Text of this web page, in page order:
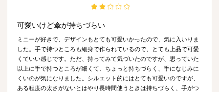
可愛いけど傘が持ちづらい
ミニーが好きで、デザインもとても可愛いかったので、気に入いりま
した。手で持つところも細身で作られているので、とても上品で可愛
くていい感じです。ただ、持ってみて気づいたのですが、思っていた
以上に手で持つところが細くて、ちょっと持ちづらく、手になじみに
くいのが気になりました。シルエット的にはとても可愛いのですが、
ある程度の太さがないとはやり長時間使うときは持ちづらく、手がつ